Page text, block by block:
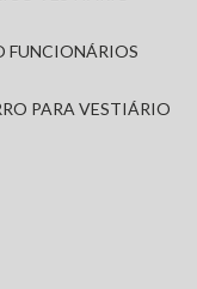
FUNCIONÁRIOS
PARA VESTIÁRIO